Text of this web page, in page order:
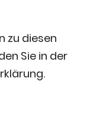
zu diesen
Sie in der